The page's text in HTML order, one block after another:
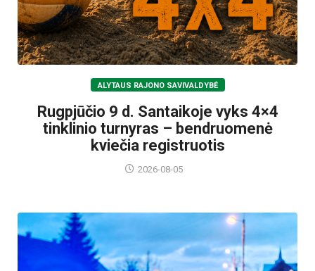
ALYTAUS RAJONO SAVIVALDYBĖ
Rugpjūčio 9 d. Santaikoje vyks 4×4
tinklinio turnyras – bendruomenė
kviečia registruotis
2026-08-05